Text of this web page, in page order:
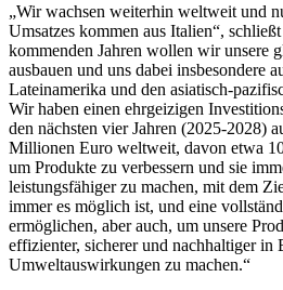
„Wir wachsen weiterhin weltweit und
Umsatzes kommen aus Italien“,
kommenden Jahren wollen wir unsere
ausbauen und uns dabei insbesondere
Lateinamerika und den asiatisch-
Wir haben einen ehrgeizigen
den nächsten vier Jahren (2025-2028)
Millionen Euro weltweit, davon etwa
um Produkte zu verbessern und sie
leistungsfähiger zu machen, mit dem
immer es möglich ist, und eine
ermöglichen, aber auch, um unsere
effizienter, sicherer und nachhaltiger in
Umweltauswirkungen zu machen.“